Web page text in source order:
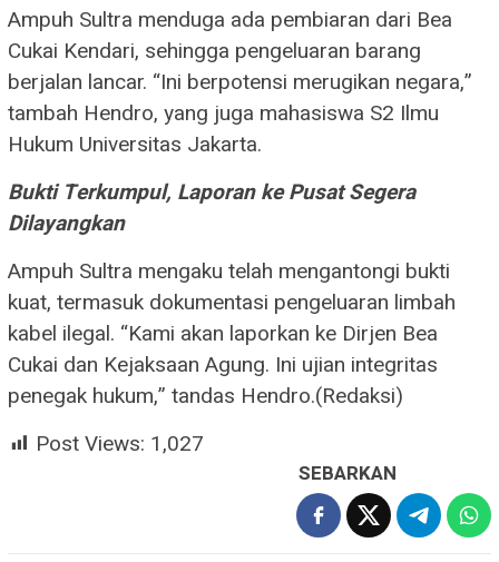
Ampuh Sultra menduga ada pembiaran dari Bea
Cukai Kendari, sehingga pengeluaran barang
berjalan lancar. “Ini berpotensi merugikan negara,”
tambah Hendro, yang juga mahasiswa S2 Ilmu
Hukum Universitas Jakarta.
Bukti Terkumpul, Laporan ke Pusat Segera
Dilayangkan
Ampuh Sultra mengaku telah mengantongi bukti
kuat, termasuk dokumentasi pengeluaran limbah
kabel ilegal. “Kami akan laporkan ke Dirjen Bea
Cukai dan Kejaksaan Agung. Ini ujian integritas
penegak hukum,” tandas Hendro.(Redaksi)
Post Views: 1,027
SEBARKAN